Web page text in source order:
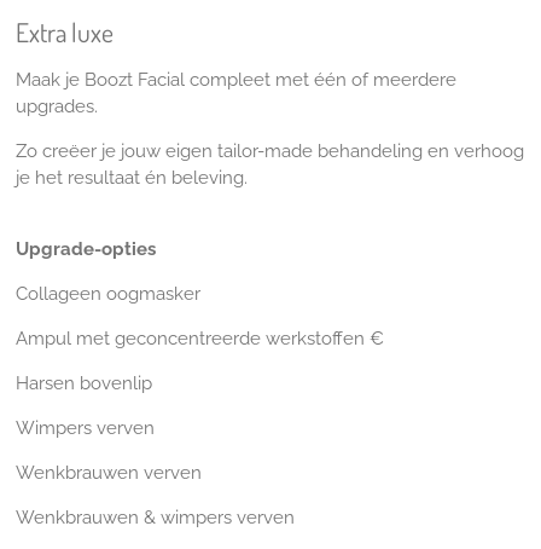
Extra luxe
Maak je Boozt Facial compleet met één of meerdere
upgrades.
Zo creëer je jouw eigen tailor-made behandeling en verhoog
je het resultaat én beleving.
Upgrade-opties
Collageen oogmasker
Ampul met geconcentreerde werkstoffen €
Harsen bovenlip
Wimpers verven
Wenkbrauwen verven
Wenkbrauwen & wimpers verven